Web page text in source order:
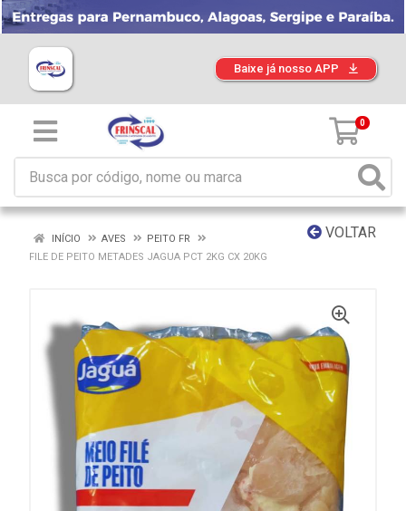
Baixe já nosso APP
0
VOLTAR
INÍCIO AVES
PEITO FR
FILE DE PEITO METADES JAGUA PCT 2KG CX 20KG